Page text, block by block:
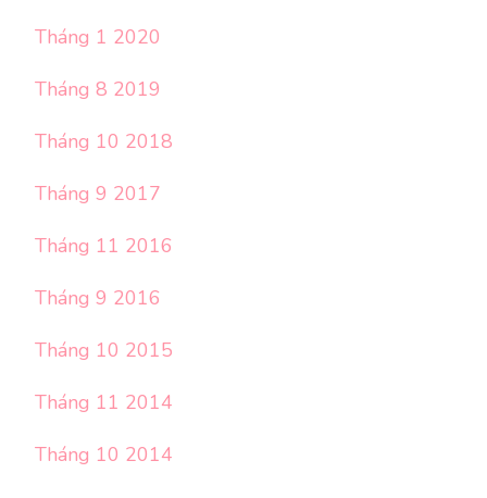
Tháng 1 2020
Tháng 8 2019
Tháng 10 2018
Tháng 9 2017
Tháng 11 2016
Tháng 9 2016
Tháng 10 2015
Tháng 11 2014
Tháng 10 2014